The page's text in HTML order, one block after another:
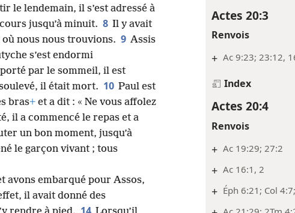
Actes 20:3
Renvois
+ Ac 9:23; 23:12,
Index
Actes 20:4
Renvois
+ Ac 19:29; 27:2
+ Ac 16:1, 2
+ Éph 6:21; Col
le lendemain, il s’est adressé à
jusqu’à minuit. 8 Il y avait
où nous nous trouvions. 9 Assis
s’est endormi
par le sommeil, il est
il était mort. 10 Paul est
bras+ et a dit : « Ne vous affolez
il a commencé le repas et a
un bon moment, jusqu’à
le garçon vivant ; tous
avons embarqué pour Assos,
il avait donné des